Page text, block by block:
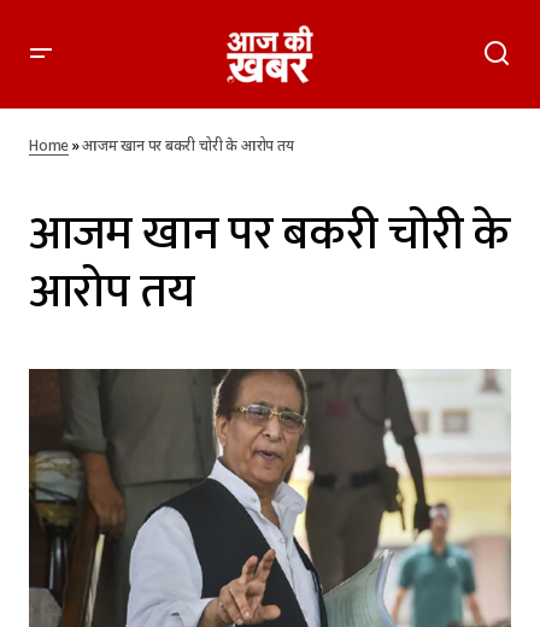
Home»आजम खान पर बकरी चोरी के आरोप तय
आजम खान पर बकरी चोरी के
आरोप तय